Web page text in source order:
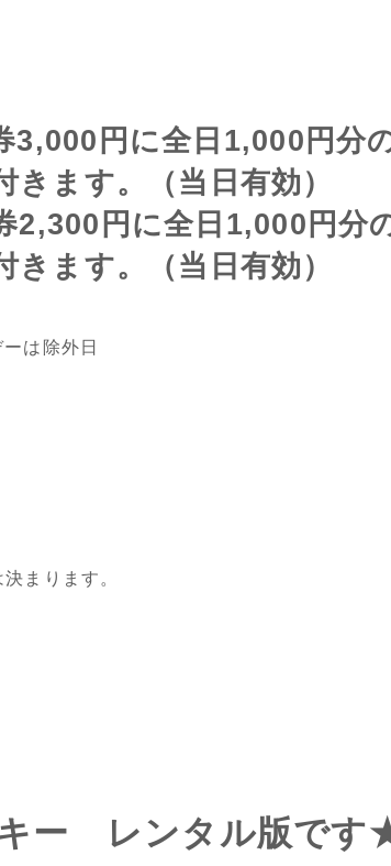
3,000円に全日1,000円分
きます。（当日有効）
2,300円に全日1,000円分
きます。（当日有効）
は除外日
ー レンタル版で